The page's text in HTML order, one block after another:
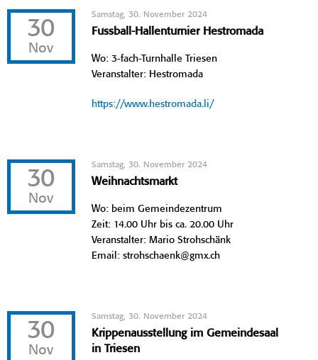
30
Nov
Samstag, 30. November 2024
Fussball-Hallenturnier Hestromada
Wo: 3-fach-Turnhalle Triesen
Veranstalter: Hestromada
https://www.hestromada.li/
30
Nov
Samstag, 30. November 2024
Weihnachtsmarkt
Wo: beim Gemeindezentrum
Zeit: 14.00 Uhr bis ca. 20.00 Uhr
Veranstalter: Mario Strohschänk
Email: strohschaenk@gmx.ch
30
Nov
Samstag, 30. November 2024
Krippenausstellung im Gemeindesaal
in Triesen